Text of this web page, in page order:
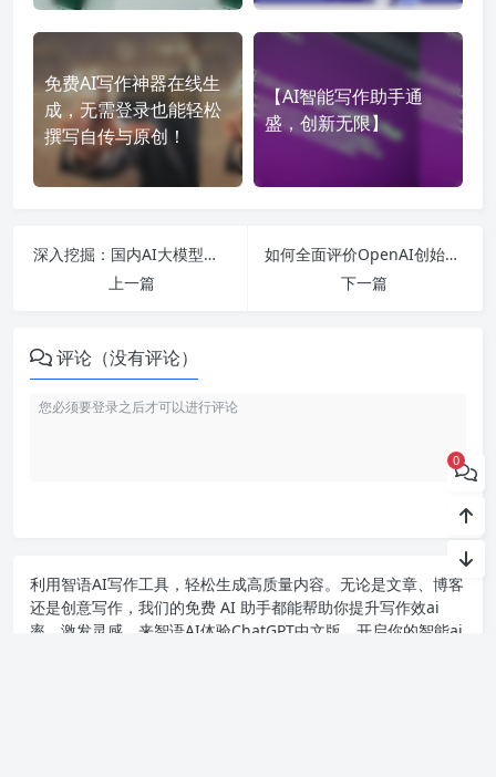
免费AI写作神器在线生
成，无需登录也能轻松
撰写自传与原创！
【AI智能写作助手通
盛，创新无限】
深入挖掘：国内AI大模型排行榜及应用趋势全解析，助你把握时代机遇
上一篇
如何全面评价OpenAI创始人及ChatGPT的应用与未来职场前景分析
下一篇
评论（没有评论）
利用智语AI写作工具，轻松生成高质量内容。无论是文章、博客
还是创意写作，我们的免费 AI 助手都能帮助你提升写作效ai
率，激发灵感。来智语AI体验ChatGPT中文版 ，开启你的智能ai
0